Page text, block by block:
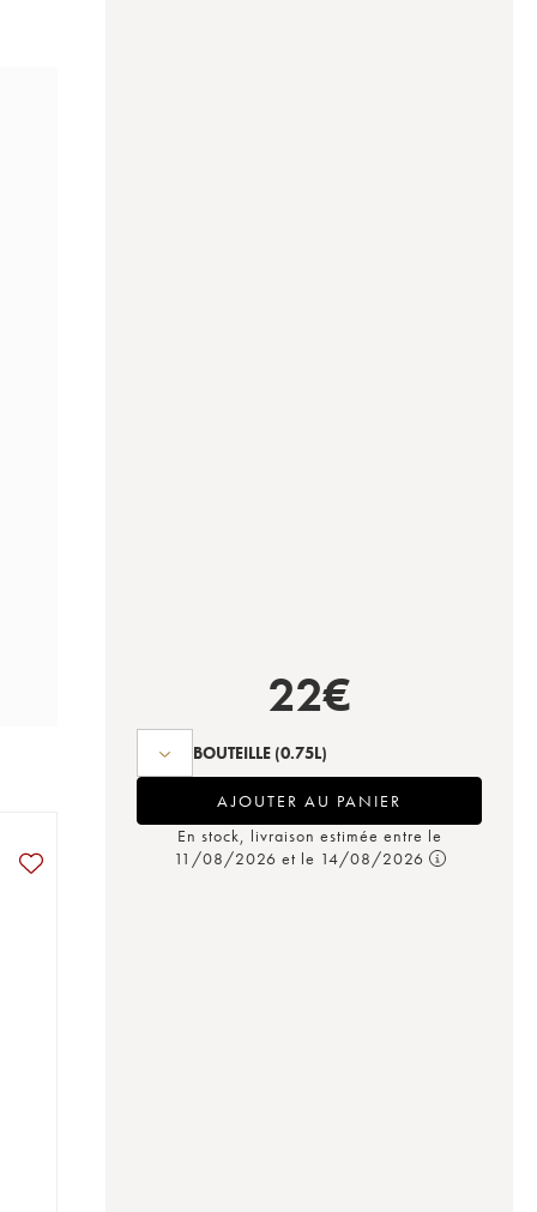
22€
BOUTEILLE (0.75L)
AJOUTER AU PANIER
En stock, livraison estimée entre le
11/08/2026 et le 14/08/2026